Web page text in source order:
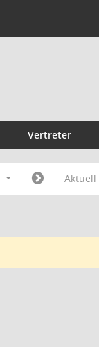
Vertreter
Aktuell